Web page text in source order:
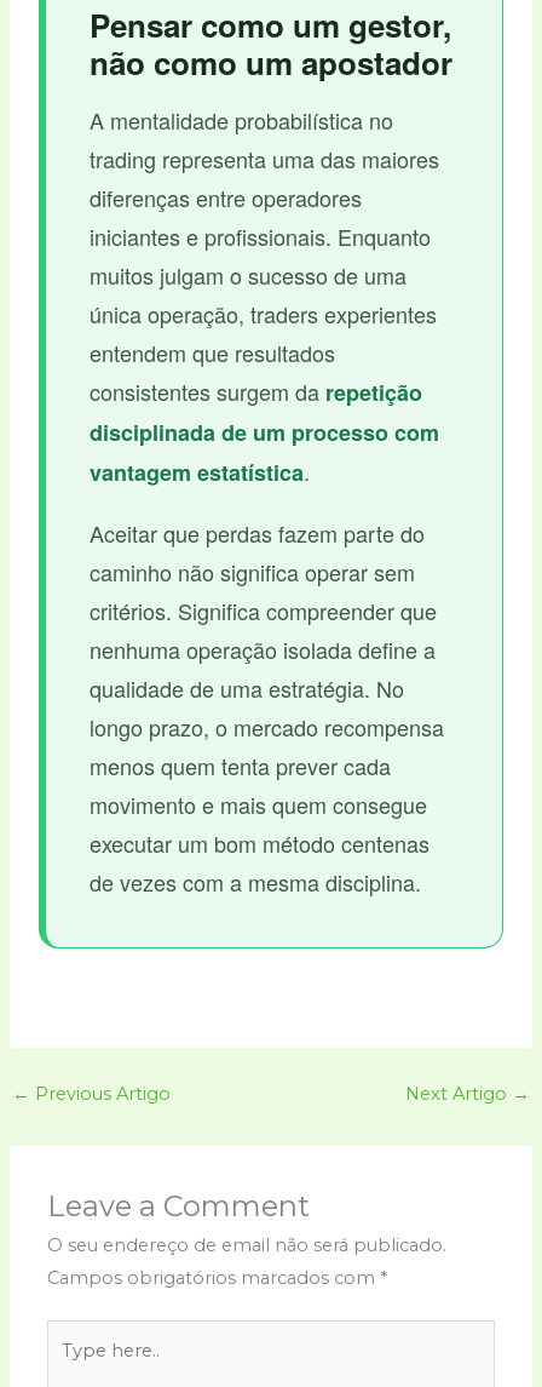
Pensar como um gestor,
não como um apostador
A mentalidade probabilística no
trading representa uma das maiores
diferenças entre operadores
iniciantes e profissionais. Enquanto
muitos julgam o sucesso de uma
única operação, traders experientes
entendem que resultados
consistentes surgem da repetição
disciplinada de um processo com
vantagem estatística.
Aceitar que perdas fazem parte do
caminho não significa operar sem
critérios. Significa compreender que
nenhuma operação isolada define a
qualidade de uma estratégia. No
longo prazo, o mercado recompensa
menos quem tenta prever cada
movimento e mais quem consegue
executar um bom método centenas
de vezes com a mesma disciplina.
← Previous Artigo Next Artigo →
Leave a Comment
O seu endereço de email não será publicado.
Campos obrigatórios marcados com *